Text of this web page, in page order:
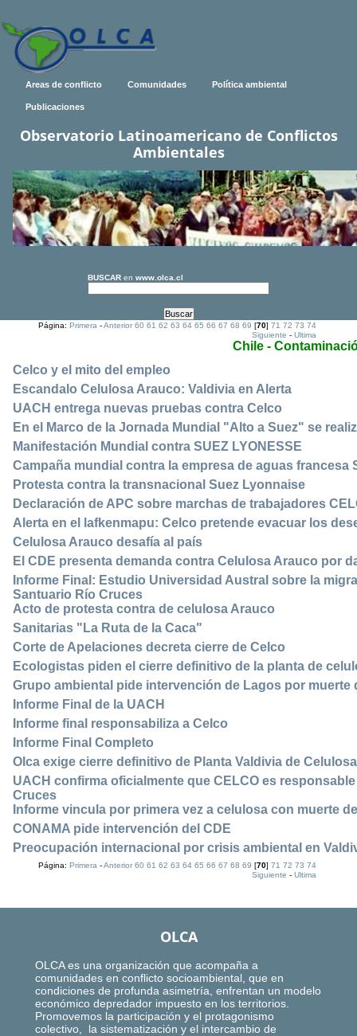
Areas de conflicto Comunidades Política ambiental
Publicaciones
Observatorio Latinoamericano de Conflictos
Ambientales
BUSCAR en www.olca.cl
Página:Primera -Anterior 60 61 62 63 64 65 66 67 68 69 [70]71 72 73 74
Siguiente -Ultima
Chile -
Celco y el mito del empleo
Escandalo Celulosa Arauco: Valdivia en Alerta
UACH entrega nuevas pruebas contra Celco
En el Marco de la Jornada Mundial "Alto a Suez" se
Manifestación Mundial contra SUEZ LYONESSE
Campaña mundial contra la empresa de aguas francesa
Protesta contra la transnacional Suez Lyonnaise
Declaración de APC sobre marchas de trabajadores
Alerta en el lafkenmapu: Celco pretende evacuar los
Celulosa Arauco desafía al país
El CDE presenta demanda contra Celulosa Arauco por
Informe Final: Estudio Universidad Austral sobre la
Santuario Río Cruces
Acto de protesta contra de celulosa Arauco
Sanitarias "La Ruta de la Caca"
Corte de Apelaciones decreta cierre de Celco
Ecologistas piden el cierre definitivo de la planta de
Grupo ambiental pide intervención de Lagos por muerte
Informe Final de la UACH
Informe final responsabiliza a Celco
Informe Final Completo
Olca exige cierre definitivo de Planta Valdivia de
UACH confirma oficialmente que CELCO es
Cruces
Informe vincula por primera vez a celulosa con muerte
CONAMA pide intervención del CDE
Preocupación internacional por crisis ambiental en
Página:Primera -Anterior 60 61 62 63 64 65 66 67 68 69 [70]71 72 73 74
Siguiente -Ultima
OLCA
OLCA es una organización que acompaña a
comunidades en conflicto socioambiental, que en
condiciones de profunda asimetría, enfrentan un modelo
económico depredador impuesto en los territorios.
Promovemos la participación y el protagonismo
colectivo, la sistematización y el intercambio de